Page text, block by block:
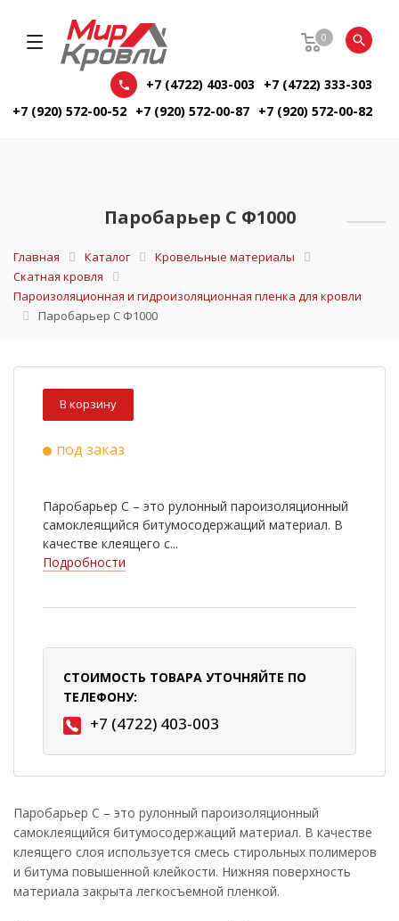
0
+7 (4722) 403-003
+7 (4722) 333-303
+7 (920) 572-00-52 +7 (920) 572-00-87 +7 (920) 572-00-82
Паробарьер С Ф1000
Главная Каталог
Кровельные материалы
Скатная кровля
Пароизоляционная и гидроизоляционная пленка для кровли
Паробарьер С Ф1000
В корзину
под заказ
Паробарьер С – это рулонный пароизоляционный
самоклеящийся битумосодержащий материал. В
качестве клеящего с...
Подробности
СТОИМОСТЬ ТОВАРА УТОЧНЯЙТЕ ПО
ТЕЛЕФОНУ:
+7 (4722) 403-003
Паробарьер С – это рулонный пароизоляционный
самоклеящийся битумосодержащий материал. В качестве
клеящего слоя используется смесь стирольных полимеров
и битума повышенной клейкости. Нижняя поверхность
материала закрыта легкосъемной пленкой.